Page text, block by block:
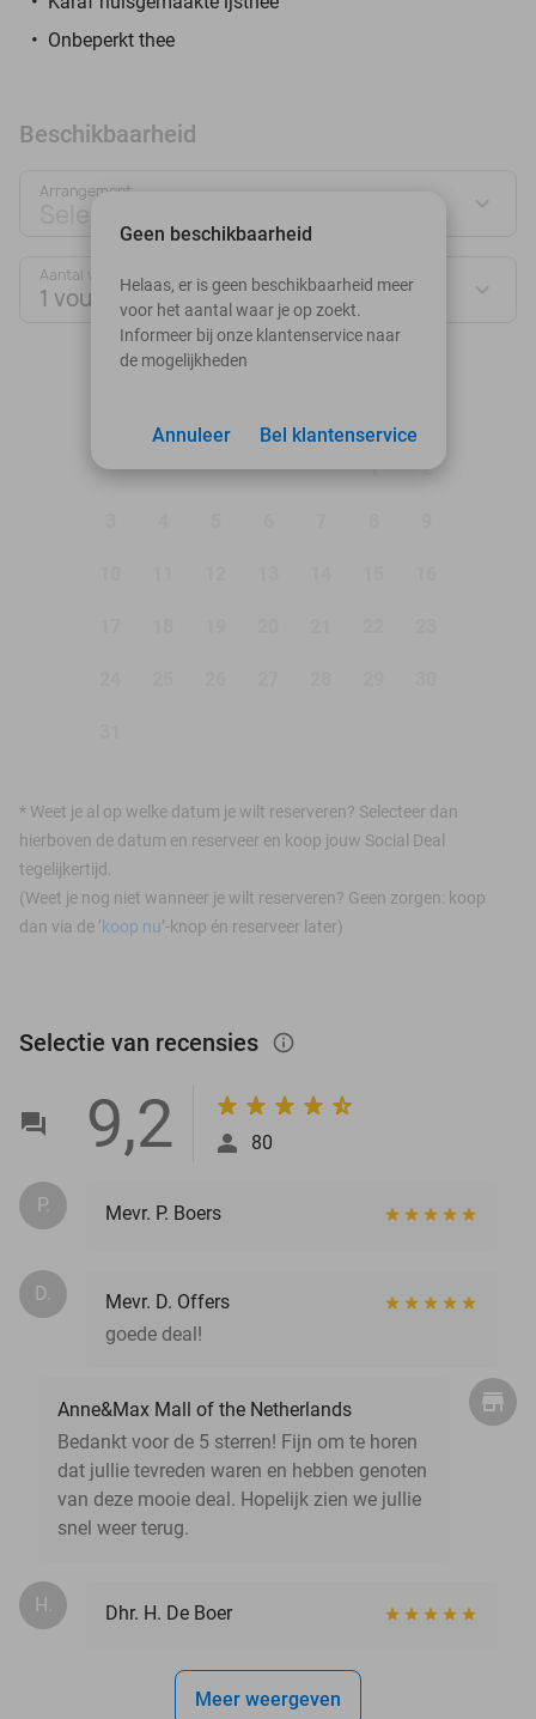
Onbeperkt thee
Beschikbaarheid
Arrangement
Selecteer jouw deal
Aantal vouchers:
1 voucher
augustus 2026
1 2
* Weet je al op welke datum je wilt reserveren? Selecteer dan
hierboven de datum en reserveer en koop jouw Social Deal
tegelijkertijd.
(Weet je nog niet wanneer je wilt reserveren? Geen zorgen: koop
dan via de ‘koop nu’-knop én reserveer later)
Geen beschikbaarheid
Helaas, er is geen beschikbaarheid meer
voor het aantal waar je op zoekt.
Informeer bij onze klantenservice naar
de mogelijkheden
Bel klantenservice
Annuleer
Selectie van recensies info_outlined
9,2 80
P. Mevr. P. Boers
D.
Mevr. D. Offers
goede deal!
Anne&Max Mall of the Netherlands
Bedankt voor de 5 sterren! Fijn om te horen
dat jullie tevreden waren en hebben genoten
van deze mooie deal. Hopelijk zien we jullie
snel weer terug.
H. Dhr. H. De Boer
Meer weergeven